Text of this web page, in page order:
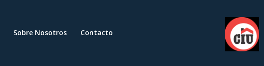
Sobre Nosotros Contacto